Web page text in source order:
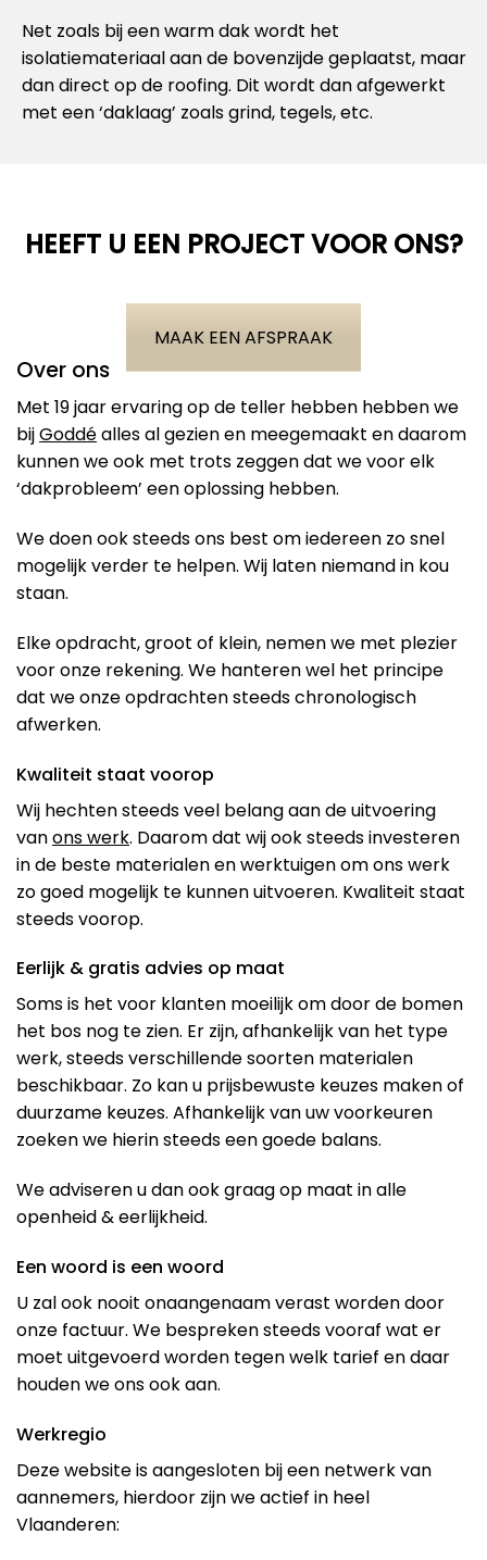
Net zoals bij een warm dak wordt het
isolatiemateriaal aan de bovenzijde geplaatst, maar
dan direct op de roofing. Dit wordt dan afgewerkt
met een ‘daklaag’ zoals grind, tegels, etc.
HEEFT U EEN PROJECT VOOR ONS?
MAAK EEN AFSPRAAK
Over ons
Met 19 jaar ervaring op de teller hebben hebben we
bijGoddéalles al gezien en meegemaakt en daarom
kunnen we ook met trots zeggen dat we voor elk
‘dakprobleem’ een oplossing hebben.
We doen ook steeds ons best om iedereen zo snel
mogelijk verder te helpen. Wij laten niemand in kou
staan.
Elke opdracht, groot of klein, nemen we met plezier
voor onze rekening. We hanteren wel het principe
dat we onze opdrachten steeds chronologisch
afwerken.
Kwaliteit staat voorop
Wij hechten steeds veel belang aan de uitvoering
vanons werk. Daarom dat wij ook steeds investeren
in de beste materialen en werktuigen om ons werk
zo goed mogelijk te kunnen uitvoeren. Kwaliteit staat
steeds voorop.
Eerlijk & gratis advies op maat
Soms is het voor klanten moeilijk om door de bomen
het bos nog te zien. Er zijn, afhankelijk van het type
werk, steeds verschillende soorten materialen
beschikbaar. Zo kan u prijsbewuste keuzes maken of
duurzame keuzes. Afhankelijk van uw voorkeuren
zoeken we hierin steeds een goede balans.
We adviseren u dan ook graag op maat in alle
openheid & eerlijkheid.
Een woord is een woord
U zal ook nooit onaangenaam verast worden door
onze factuur. We bespreken steeds vooraf wat er
moet uitgevoerd worden tegen welk tarief en daar
houden we ons ook aan.
Werkregio
Deze website is aangesloten bij een netwerk van
aannemers, hierdoor zijn we actief in heel
Vlaanderen: